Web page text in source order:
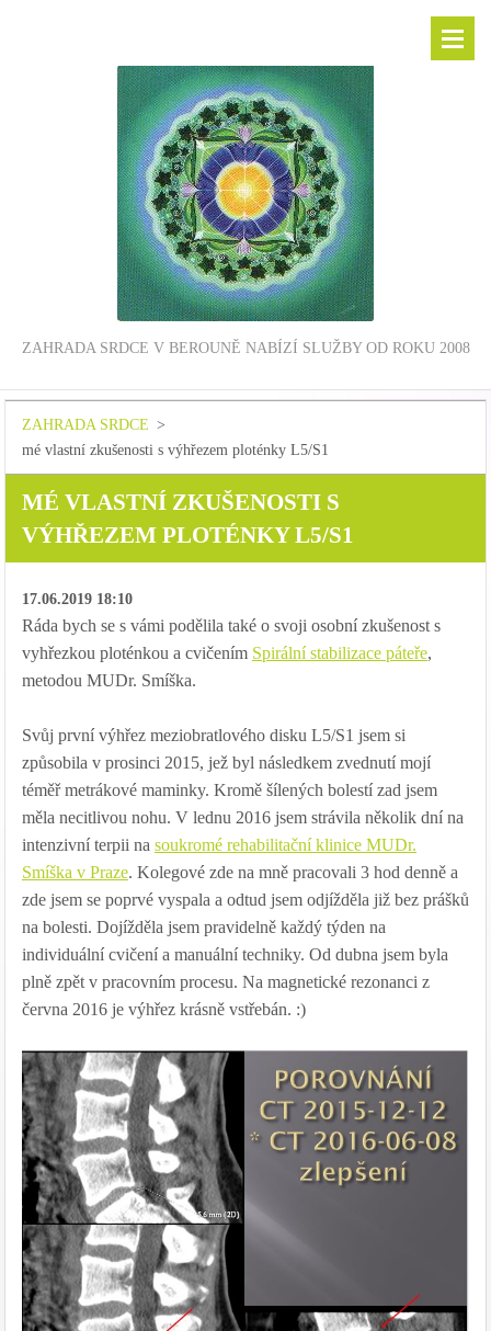
ZAHRADA SRDCE V BEROUNĚ NABÍZÍ SLUŽBY OD ROKU 2008
ZAHRADA SRDCE >
mé vlastní zkušenosti s výhřezem ploténky L5/S1
MÉ VLASTNÍ ZKUŠENOSTI S
VÝHŘEZEM PLOTÉNKY L5/S1
17.06.2019 18:10
Ráda bych se s vámi podělila také o svoji osobní zkušenost s
vyhřezkou ploténkou a cvičením Spirální stabilizace páteře,
metodou MUDr. Smíška.
Svůj první výhřez meziobratlového disku L5/S1 jsem si
způsobila v prosinci 2015, jež byl následkem zvednutí mojí
téměř metrákové maminky. Kromě šílených bolestí zad jsem
měla necitlivou nohu. V lednu 2016 jsem strávila několik dní na
intenzivní terpii na soukromé rehabilitační klinice MUDr.
Smíška v Praze. Kolegové zde na mně pracovali 3 hod denně a
zde jsem se poprvé vyspala a odtud jsem odjížděla již bez prášků
na bolesti. Dojížděla jsem pravidelně každý týden na
individuální cvičení a manuální techniky. Od dubna jsem byla
plně zpět v pracovním procesu. Na magnetické rezonanci z
června 2016 je výhřez krásně vstřebán. :)